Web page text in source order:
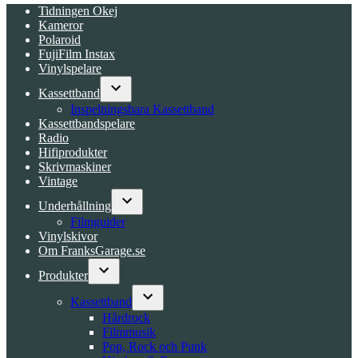
Tidningen Okej
Kameror
Polaroid
FujiFilm Instax
Vinylspelare
Kassettband
Open
dropdown
menu
Inspelningsbara Kassettband
Kassettbandspelare
Radio
Hifiprodukter
Skrivmaskiner
Vintage
Underhållning
Open
Filmguider
Vinylskivor
Om FranksGarage.se
Produkter
Open
dropdown
menu
Kassettband
Open
dropdown
menu
Hårdrock
Filmmusik
Pop, Rock och Punk